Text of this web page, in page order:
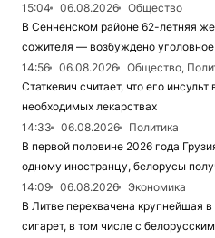
15:04
06.08.2026
Общество
В Сенненском районе 62-летняя
сожителя — возбуждено
14:56
06.08.2026
Общество,
Статкевич считает, что его
необходимых лекарствах
14:33
06.08.2026
Политика
В первой половине 2026 года
одному иностранцу, белорусы
14:09
06.08.2026
Экономика
В Литве перехвачена крупнейшая
сигарет, в том числе с